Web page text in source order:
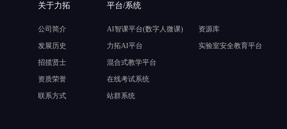
关于力拓
公司简介
发展历史
招揽贤士
资质荣誉
联系方式
平台/系统
AI智课平台(数字人微课)
力拓AI平台
混合式教学平台
在线考试系统
站群系统
资源库
实验室安全教育平台